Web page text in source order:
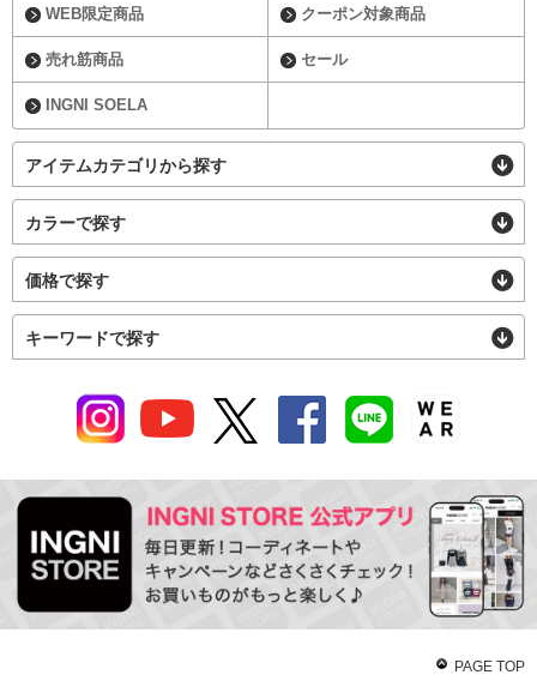
WEB限定商品 クーポン対象商品
売れ筋商品 セール
INGNI SOELA
アイテムカテゴリから探す
カラーで探す
価格で探す
キーワードで探す
PAGE TOP